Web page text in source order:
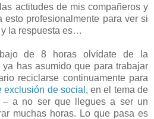
actitudes de mis compañeros y
profesionalmente para ver si
la respuesta es…
de 8 horas olvídate de la
has asumido que para trabajar
reciclarse continuamente para
exclusión de social , en el tema de
– a no ser que llegues a ser un
muchas horas. Lo que pasa es